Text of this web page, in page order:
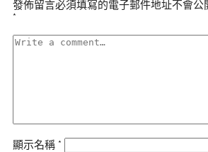
發佈留言必須填寫的電子郵件地址不會公
*
顯示名稱 *